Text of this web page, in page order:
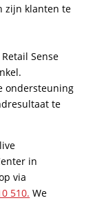
zijn klanten te
Sense
ondersteuning
te
in
via
510. We